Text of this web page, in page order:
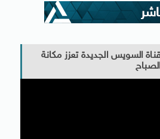
السويس الجديدة تعزز مكانة